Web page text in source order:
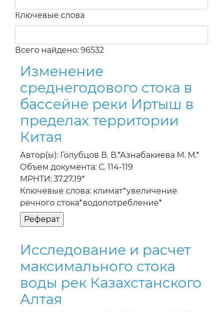
Ключевые слова
Всего найдено: 96532
Изменение
среднегодового стока в
бассейне реки Иртыш в
пределах территории
Китая
Автор(ы): Голубцов В. В.*Азнабакиева М. М.*
Объем документа: С. 114-119
МРНТИ: 37.27.19*
Ключевые слова: климат*увеличение
речного стока*водопотребление*
Исследование и расчет
максимального стока
воды рек Казахстанского
Алтая